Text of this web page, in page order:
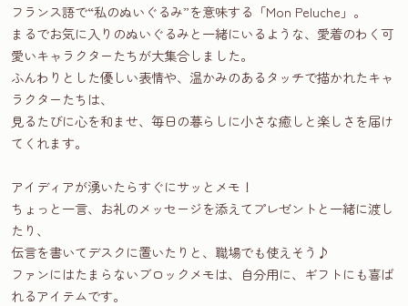
フランス語で“私のぬいぐるみ”を意味する「Mon Peluche」。
まるでお気に入りのぬいぐるみと一緒にいるような、愛着のわく可
愛いキャラクターたちが大集合しました。
ふんわりとした優しい表情や、温かみのあるタッチで描かれたキャ
ラクターたちは、
見るたびに心を和ませ、毎日の暮らしに小さな癒しと楽しさを届け
てくれます。
アイディアが湧いたらすぐにサッとメモ！
ちょっと一言、お礼のメッセージを添えてプレゼントと一緒に渡し
たり、
伝言を書いてデスクに置いたりと、職場でも使えそう♪
ファンにはたまらないブロックメモは、自分用に、ギフトにも喜ば
れるアイテムです。